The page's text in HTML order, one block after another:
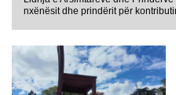
nxënësit dhe prindërit për